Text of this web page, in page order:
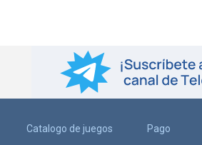
Catalogo de juegos Pago